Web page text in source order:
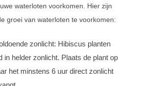
waterloten voorkomen. Hier zijn
groei van waterloten te voorkomen:
zonlicht: Hibiscus planten
in helder zonlicht. Plaats de plant op
het minstens 6 uur direct zonlicht